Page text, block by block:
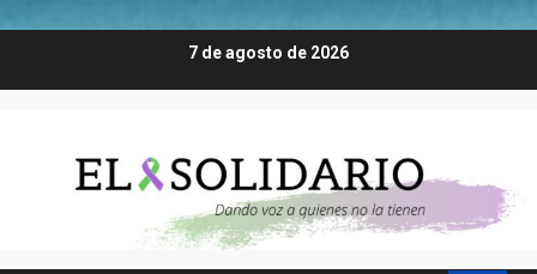
7 de agosto de 2026